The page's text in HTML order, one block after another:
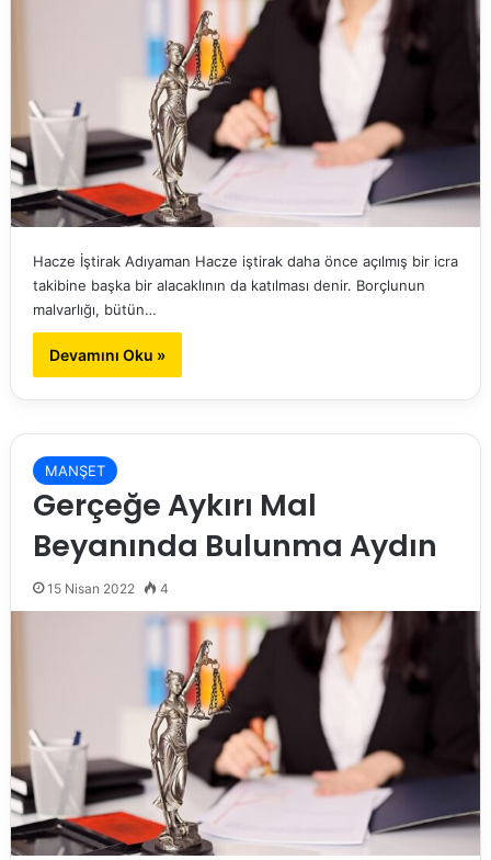
Hacze İştirak Adıyaman Hacze iştirak daha önce açılmış bir icra
takibine başka bir alacaklının da katılması denir. Borçlunun
malvarlığı, bütün…
Devamını Oku »
MANŞET
Gerçeğe Aykırı Mal
Beyanında Bulunma Aydın
15 Nisan 2022 4